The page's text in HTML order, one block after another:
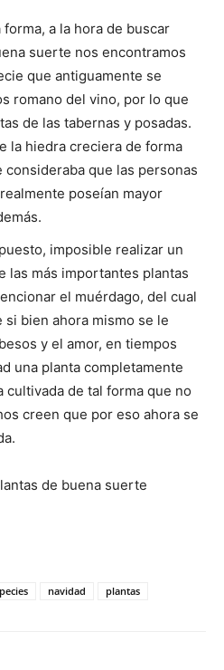
forma, a la hora de buscar
suerte nos encontramos
que antiguamente se
romano del vino, por lo que
de las tabernas y posadas.
la hiedra creciera de forma
consideraba que las personas
poseían mayor
imposible realizar un
las más importantes plantas
el muérdago, del cual
bien ahora mismo se le
y el amor, en tiempos
una planta completamente
cultivada de tal forma que no
creen que por eso ahora se
de buena suerte
navidad plantas